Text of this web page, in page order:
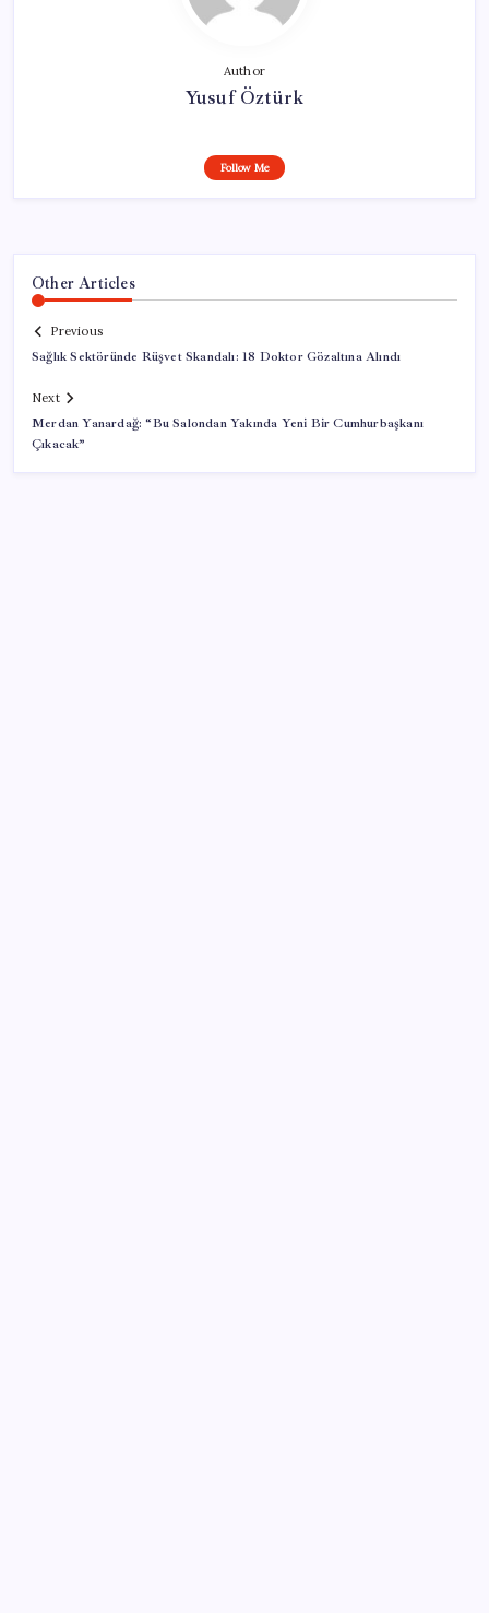
Author
Yusuf Öztürk
Follow Me
Other Articles
Previous
Sağlık Sektöründe Rüşvet Skandalı: 18 Doktor Gözaltına Alındı
Next
Merdan Yanardağ: “Bu Salondan Yakında Yeni Bir Cumhurbaşkanı
Çıkacak”